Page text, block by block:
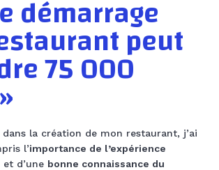
démarrage
peut
75 000
dans la création de mon restaurant, j’ai
l’importance de l’expérience
et d’une bonne connaissance du